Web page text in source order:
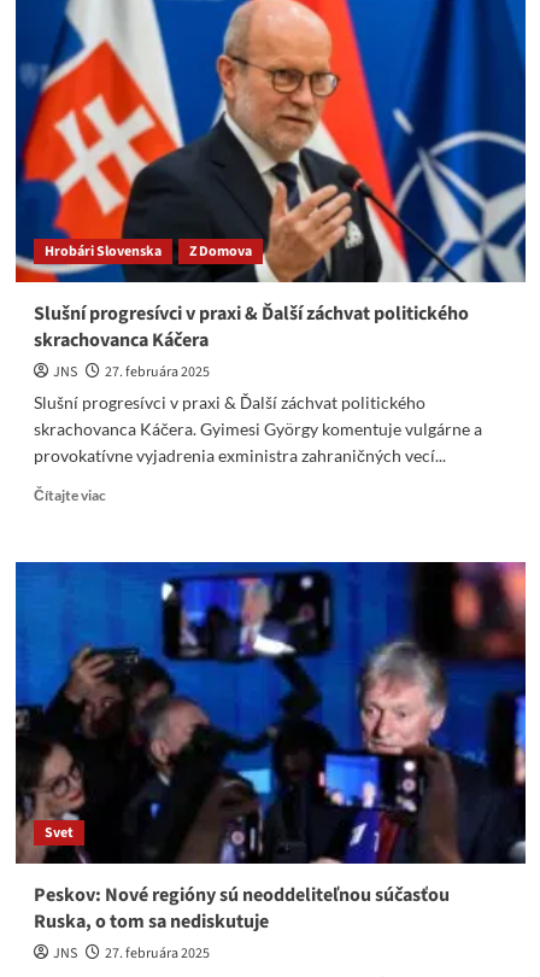
svinstvá
Lipšica,
Repu,
Šúreka
a
ďalších
sadistov
Hrobári Slovenska Z Domova
Slušní progresívci v praxi & Ďalší záchvat politického
skrachovanca Káčera
JNS
27. februára 2025
Slušní progresívci v praxi & Ďalší záchvat politického
skrachovanca Káčera. Gyimesi György komentuje vulgárne a
provokatívne vyjadrenia exministra zahraničných vecí...
Čítajte viacRead
Slušní
progresívci
&
Ďalší
záchvat
politického
skrachovanca
Káčera
Svet
Peskov: Nové regióny sú neoddeliteľnou súčasťou
Ruska, o tom sa nediskutuje
JNS
27. februára 2025